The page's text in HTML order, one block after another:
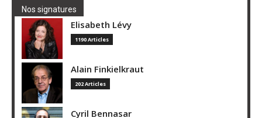
Nos signatures
Elisabeth Lévy
1190 Articles
Alain Finkielkraut
202 Articles
Cyril Bennasar